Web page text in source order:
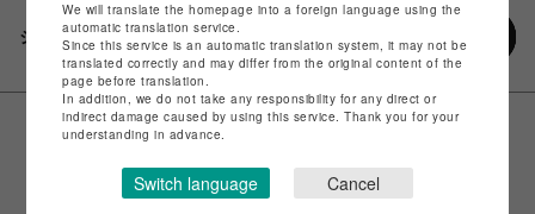
シェアする
We will translate the homepage into a foreign language using the
automatic translation service.
Since this service is an automatic translation system, it may not be
translated correctly and may differ from the original content of the
page before translation.
In addition, we do not take any responsibility for any direct or
indirect damage caused by using this service. Thank you for your
understanding in advance.
Switch language Cancel